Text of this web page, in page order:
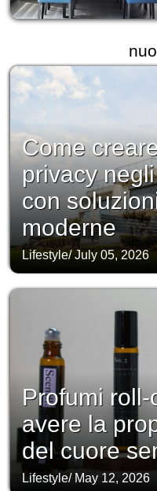
Come
privacy
con
moderne
Lifestyle/July 05, 2026
Profumi
avere la
del cuore
Lifestyle/ May 12, 2026